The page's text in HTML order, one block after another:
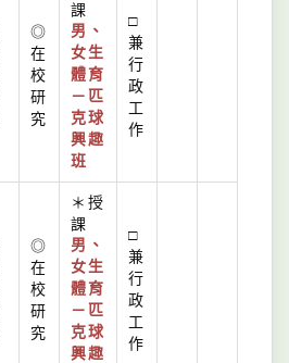
◎
在
校
研
究
課
男、
女生
體育
－匹
克球
興趣
班
□
兼
行
政
工
作
◎
在
校
研
究
＊授
課
男、
女生
體育
－匹
克球
興趣
□
兼
行
政
工
作